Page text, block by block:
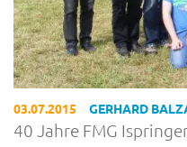
03.07.2015 GERHARD
40 Jahre FMG